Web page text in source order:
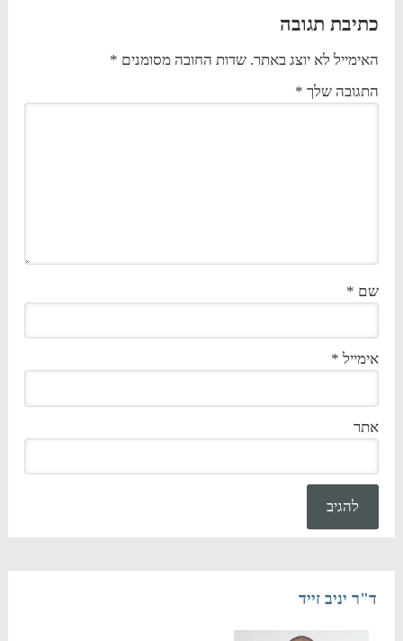
כתיבת תגובה
האימייל לא יוצג באתר. שדות החובה מסומנים *
התגובה שלך *
שם *
אימייל *
אתר
ד"ר יניב זייד